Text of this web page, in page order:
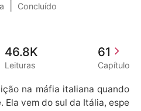
Concluído
46.8K
Leituras
61
Capítulo
na máfia italiana quando
vem do sul da Itália, espe